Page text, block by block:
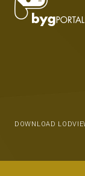
DOWNLOAD